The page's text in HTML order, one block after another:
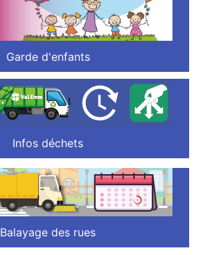
Garde d'enfants
Infos déchets
Balayage des rues